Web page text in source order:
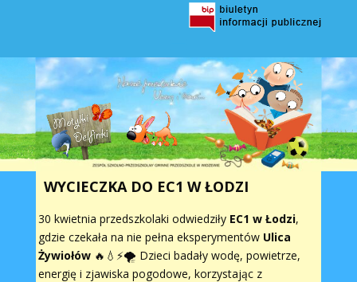
WYCIECZKA DO EC1 W ŁODZI
30 kwietnia przedszkolaki odwiedziły EC1 w Łodzi,
gdzie czekała na nie pełna eksperymentów Ulica
Żywiołów 🔥💧⚡🌪️ Dzieci badały wodę, powietrze,
energię i zjawiska pogodowe, korzystając z